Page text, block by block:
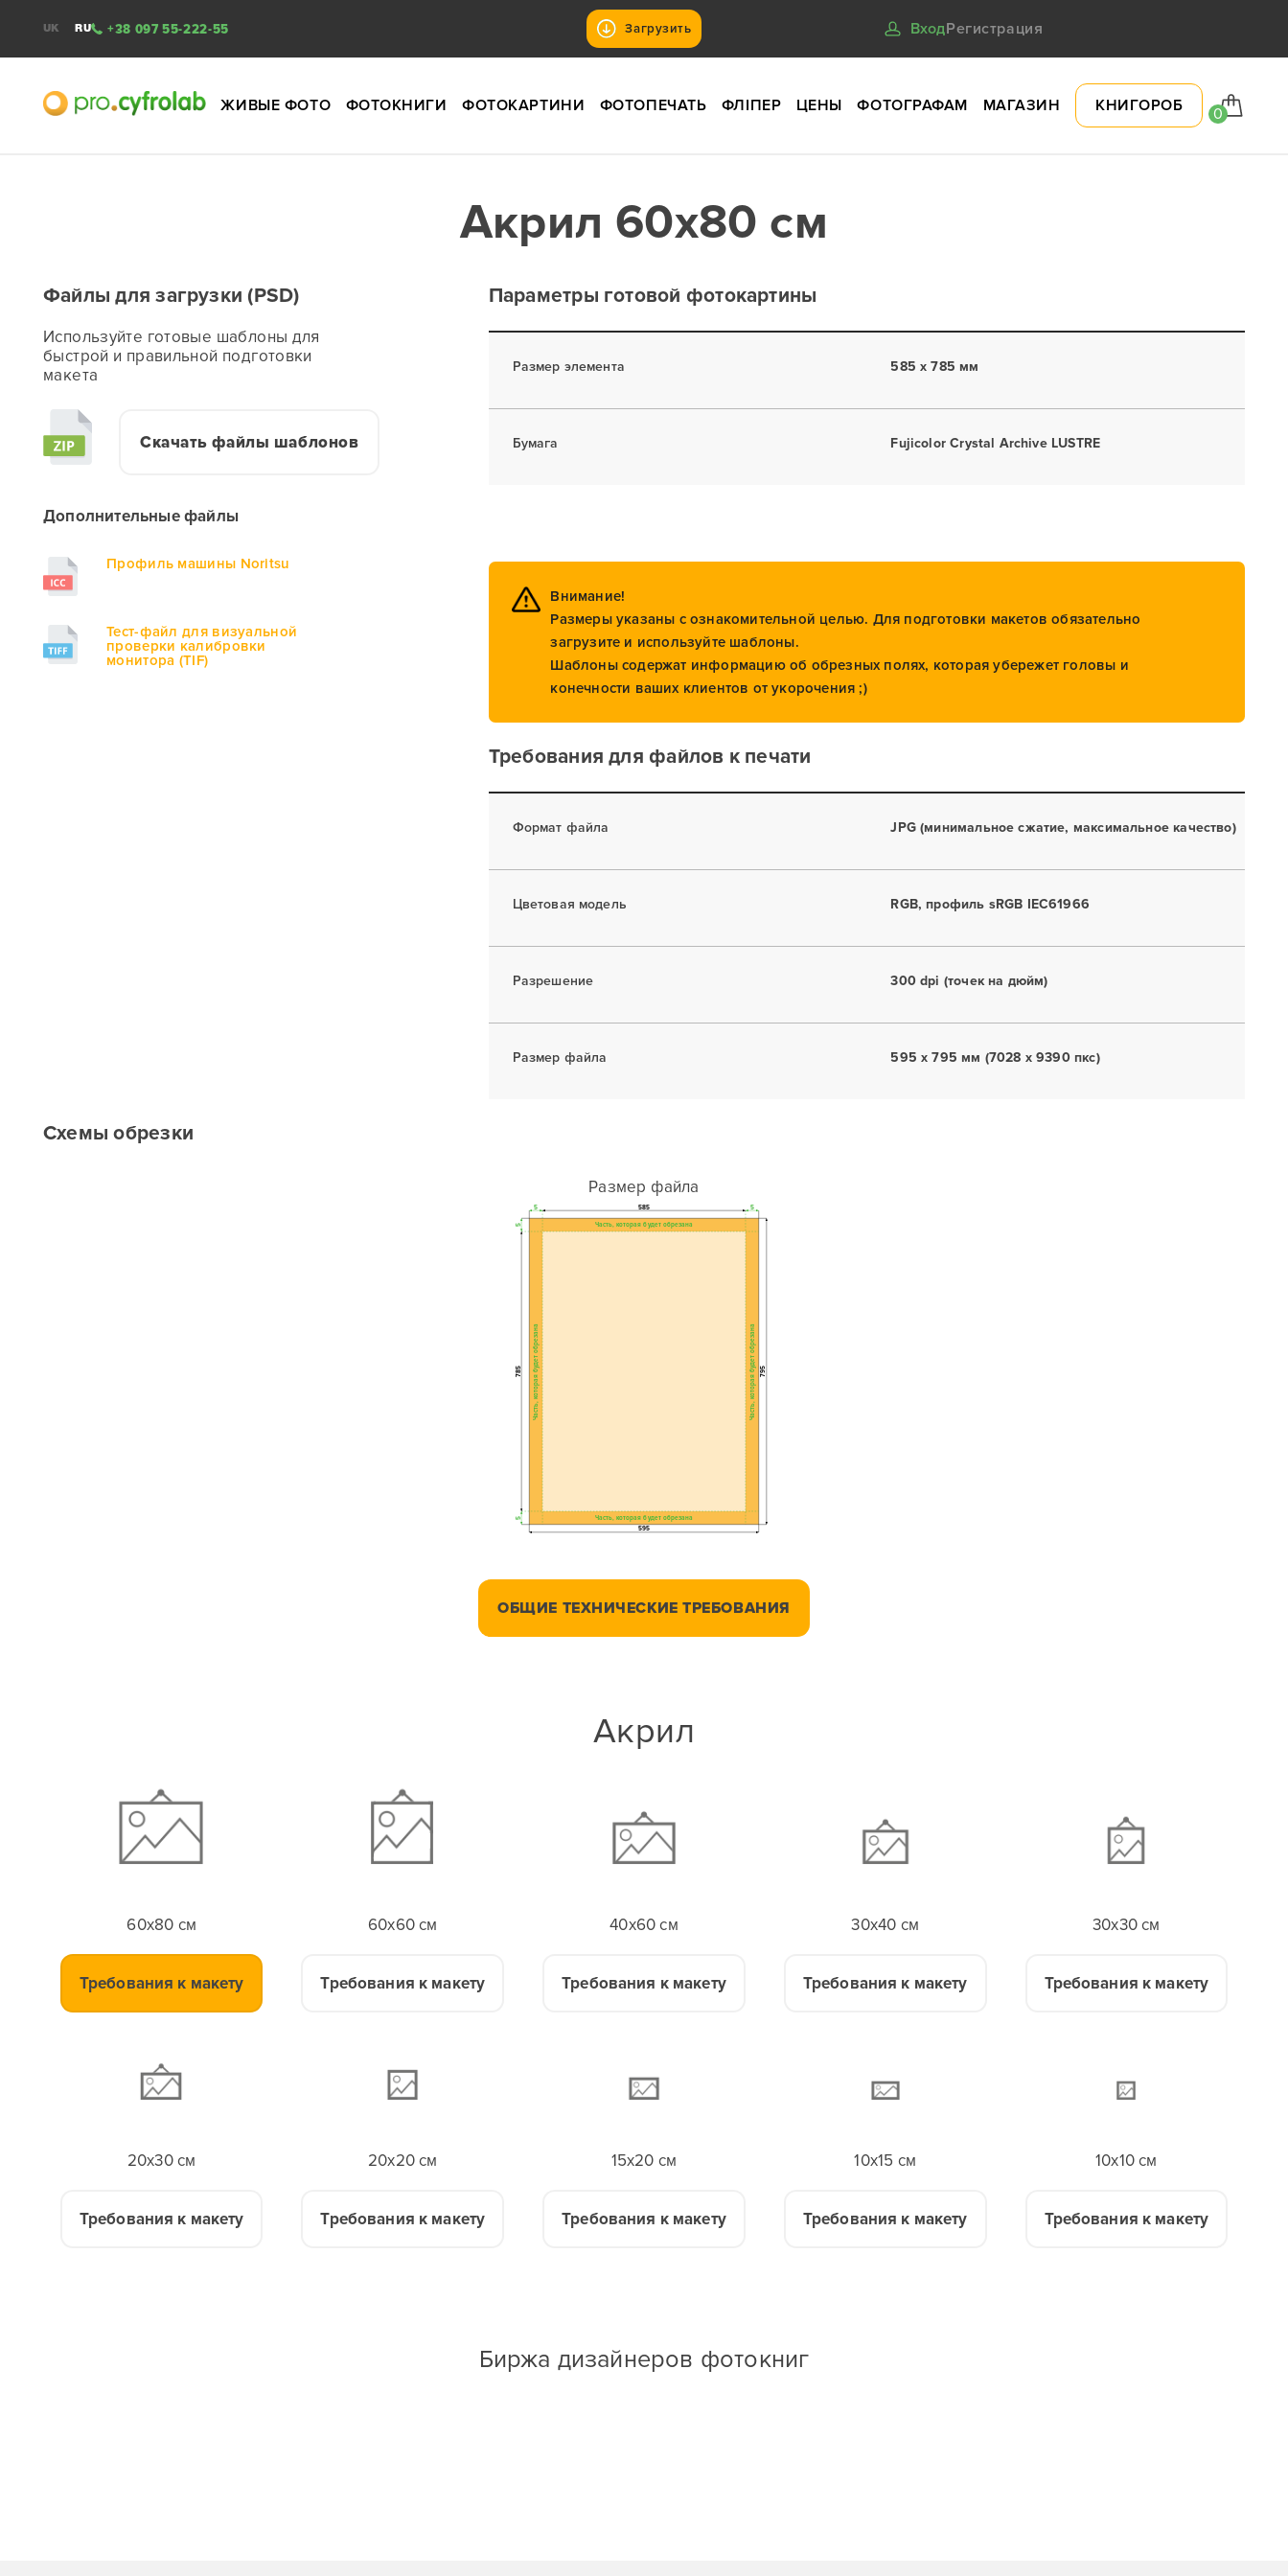
UK RU +38 097 55-222-55 Загрузить ВходРегистрация
ЖИВЫЕ ФОТО ФОТОКНИГИ ФОТОКАРТИНИ ФОТОПЕЧАТЬ ФЛІПЕР ЦЕНЫ ФОТОГРАФАМ МАГАЗИН КНИГОРОБ 0
Акрил 60x80 см
Файлы для загрузки (PSD)
Используйте готовые шаблоны для
быстрой и правильной подготовки
макета
Скачать файлы шаблонов
Дополнительные файлы
Профиль машины Noritsu
Тест-файл для визуальной
проверки калибровки
монитора (TIF)
Параметры готовой фотокартины
Размер элемента 585 x 785 мм
Бумага Fujicolor Crystal Archive LUSTRE
Внимание!
Размеры указаны с ознакомительной целью. Для подготовки макетов обязательно
загрузите и используйте шаблоны.
Шаблоны содержат информацию об обрезных полях, которая убережет головы и
конечности ваших клиентов от укорочения ;)
Требования для файлов к печати
Формат файла JPG (минимальное сжатие, максимальное качество)
Цветовая модель RGB, профиль sRGB IEC61966
Разрешение 300 dpi (точек на дюйм)
Размер файла 595 x 795 мм (7028 x 9390 пкс)
Схемы обрезки
Размер файла
595
795
5
785
5
Часть, которая будет обрезана Часть, которая будет обрезана
5 5
585
Часть, которая будет обрезана
Часть, которая будет обрезана
ОБЩИЕ ТЕХНИЧЕСКИЕ ТРЕБОВАНИЯ
Акрил
60x80 см
Требования к макету
60x60 см
Требования к макету
40x60 см
Требования к макету
30x40 см
Требования к макету
30x30 см
Требования к макету
20x30 см
Требования к макету
20x20 см
Требования к макету
15x20 см
Требования к макету
10x15 см
Требования к макету
10x10 см
Требования к макету
Биржа дизайнеров фотокниг